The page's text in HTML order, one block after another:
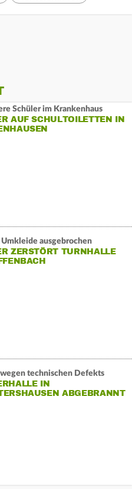
Schüler im Krankenhaus
AUF SCHULTOILETTEN IN
Umkleide ausgebrochen
ZERSTÖRT TURNHALLE
technischen Defekts
IN
ABGEBRANNT